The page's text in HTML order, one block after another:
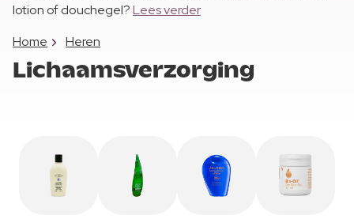
lotion of douchegel?Lees verder
Home
Heren
Lichaamsverzorging